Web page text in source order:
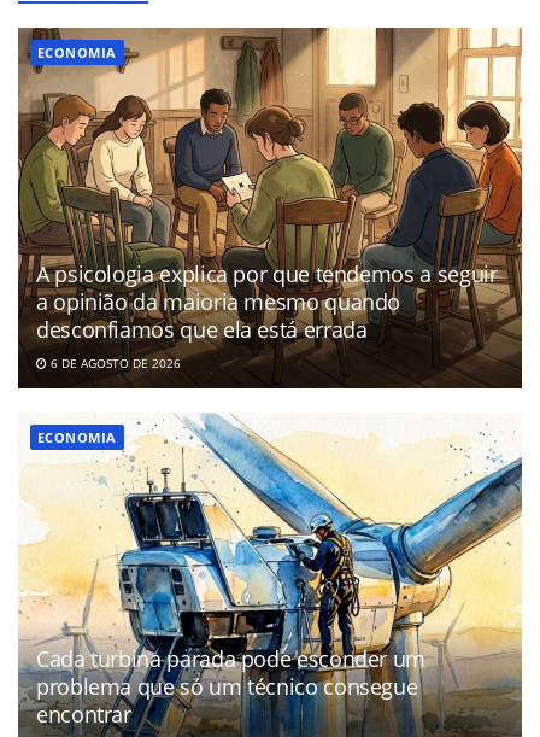
ECONOMIA
A psicologia explica por que tendemos a seguir
a opinião da maioria mesmo quando
desconfiamos que ela está errada
6 DE AGOSTO DE 2026
ECONOMIA
Cada turbina parada pode esconder um
problema que só um técnico consegue
encontrar